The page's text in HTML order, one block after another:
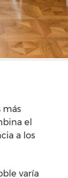
más
el
a los
varía